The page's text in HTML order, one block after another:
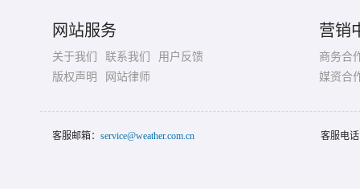
网站服务
关于我们 联系我们
用户反馈
版权声明
网站律师
营销
商务合
媒资合
客服邮箱： service@weather.com.cn 客服电